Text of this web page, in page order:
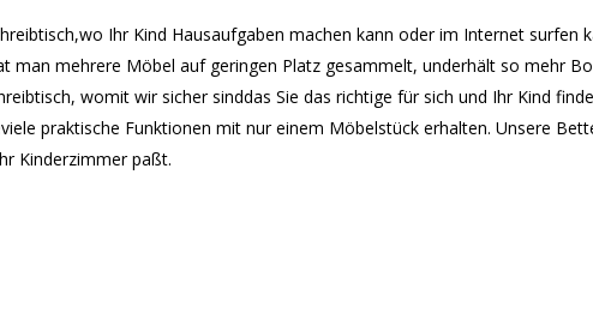
Ihr Kind Hausaufgaben machen kann oder im Internet surfen
man mehrere Möbel auf geringen Platz gesammelt, underhält so mehr
womit wir sicher sinddas Sie das richtige für sich und Ihr Kind
praktische Funktionen mit nur einem Möbelstück erhalten. Unsere
Kinderzimmer paßt.